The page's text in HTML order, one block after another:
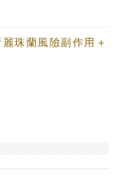
珠蘭風險副作用＋